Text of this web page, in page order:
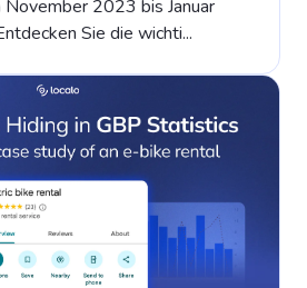
2023 bis Januar
Sie die wichti...